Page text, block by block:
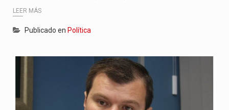
LEER MÁS
Publicado en Política